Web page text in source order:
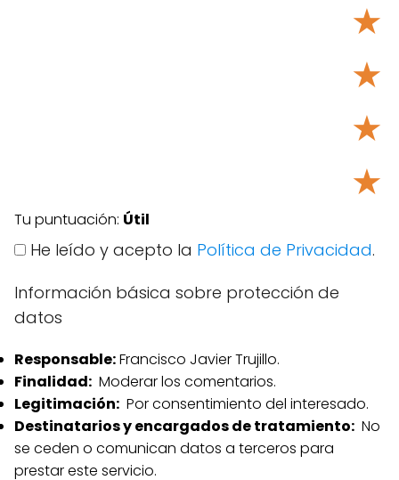
★
★
★
★
Tu puntuación: Útil
He leído y acepto la Política de Privacidad.
Información básica sobre protección de
datos
Responsable:Francisco Javier Trujillo.
Finalidad: Moderar los comentarios.
Legitimación: Por consentimiento del interesado.
Destinatarios y encargados de tratamiento: No
se ceden o comunican datos a terceros para
prestar este servicio.